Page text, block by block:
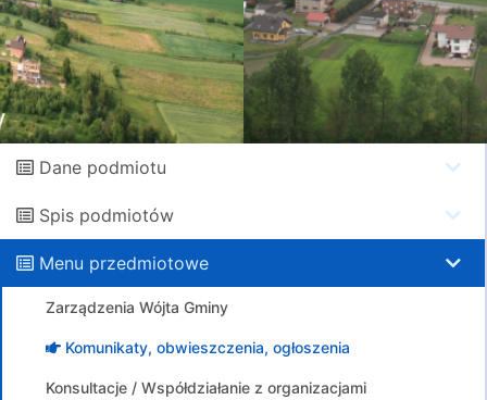
Dane podmiotu
Spis podmiotów
Menu przedmiotowe
Zarządzenia Wójta Gminy
Komunikaty, obwieszczenia, ogłoszenia
Konsultacje / Współdziałanie z organizacjami